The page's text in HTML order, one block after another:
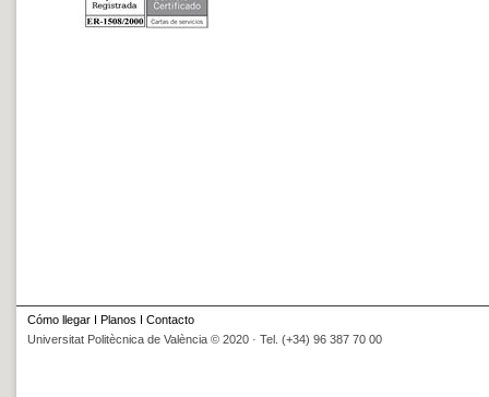
Cómo llegar I Planos I Contacto
Universitat Politècnica de València © 2020 · Tel. (+34) 96 387 70 00